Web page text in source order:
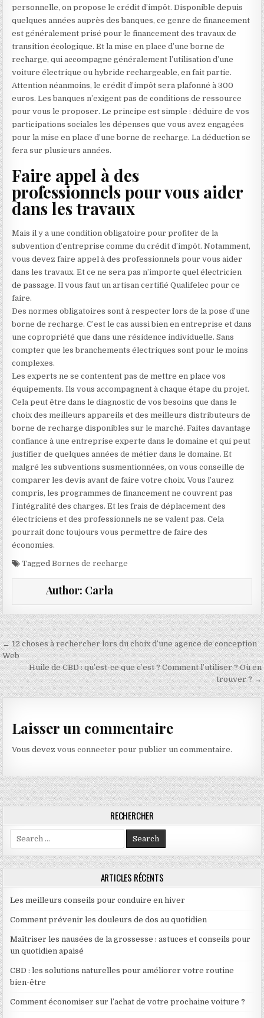
personnelle, on propose le crédit d’impôt. Disponible depuis
quelques années auprès des banques, ce genre de financement
est généralement prisé pour le financement des travaux de
transition écologique. Et la mise en place d’une borne de
recharge, qui accompagne généralement l’utilisation d’une
voiture électrique ou hybride rechargeable, en fait partie.
Attention néanmoins, le crédit d’impôt sera plafonné à 300
euros. Les banques n’exigent pas de conditions de ressource
pour vous le proposer. Le principe est simple : déduire de vos
participations sociales les dépenses que vous avez engagées
pour la mise en place d’une borne de recharge. La déduction se
fera sur plusieurs années.
Faire appel à des
professionnels pour vous aider
dans les travaux
Mais il y a une condition obligatoire pour profiter de la
subvention d’entreprise comme du crédit d’impôt. Notamment,
vous devez faire appel à des professionnels pour vous aider
dans les travaux. Et ce ne sera pas n’importe quel électricien
de passage. Il vous faut un artisan certifié Qualifelec pour ce
faire.
Des normes obligatoires sont à respecter lors de la pose d’une
borne de recharge. C’est le cas aussi bien en entreprise et dans
une copropriété que dans une résidence individuelle. Sans
compter que les branchements électriques sont pour le moins
complexes.
Les experts ne se contentent pas de mettre en place vos
équipements. Ils vous accompagnent à chaque étape du projet.
Cela peut être dans le diagnostic de vos besoins que dans le
choix des meilleurs appareils et des meilleurs distributeurs de
borne de recharge disponibles sur le marché. Faites davantage
confiance à une entreprise experte dans le domaine et qui peut
justifier de quelques années de métier dans le domaine. Et
malgré les subventions susmentionnées, on vous conseille de
comparer les devis avant de faire votre choix. Vous l’aurez
compris, les programmes de financement ne couvrent pas
l’intégralité des charges. Et les frais de déplacement des
électriciens et des professionnels ne se valent pas. Cela
pourrait donc toujours vous permettre de faire des
économies.
TaggedBornes de recharge
Author: Carla
Navigation de l’article
← 12 choses à rechercher lors du choix d’une agence de conception
Web
Huile de CBD : qu’est-ce que c’est ? Comment l’utiliser ? Où en
trouver ? →
Laisser un commentaire
Vous devezvous connecter pour publier un commentaire.
RECHERCHER
Search for:
ARTICLES RÉCENTS
Les meilleurs conseils pour conduire en hiver
Comment prévenir les douleurs de dos au quotidien
Maîtriser les nausées de la grossesse : astuces et conseils pour
un quotidien apaisé
CBD : les solutions naturelles pour améliorer votre routine
bien-être
Comment économiser sur l’achat de votre prochaine voiture ?